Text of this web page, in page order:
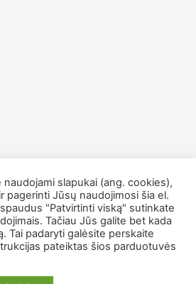
slapukai (ang. cookies),
pagerinti Jūsų naudojimosi šia el.
"Patvirtinti viską" sutinkate
Tačiau Jūs galite bet kada
Tai padaryti galėsite perskaite
pateiktas šios parduotuvės